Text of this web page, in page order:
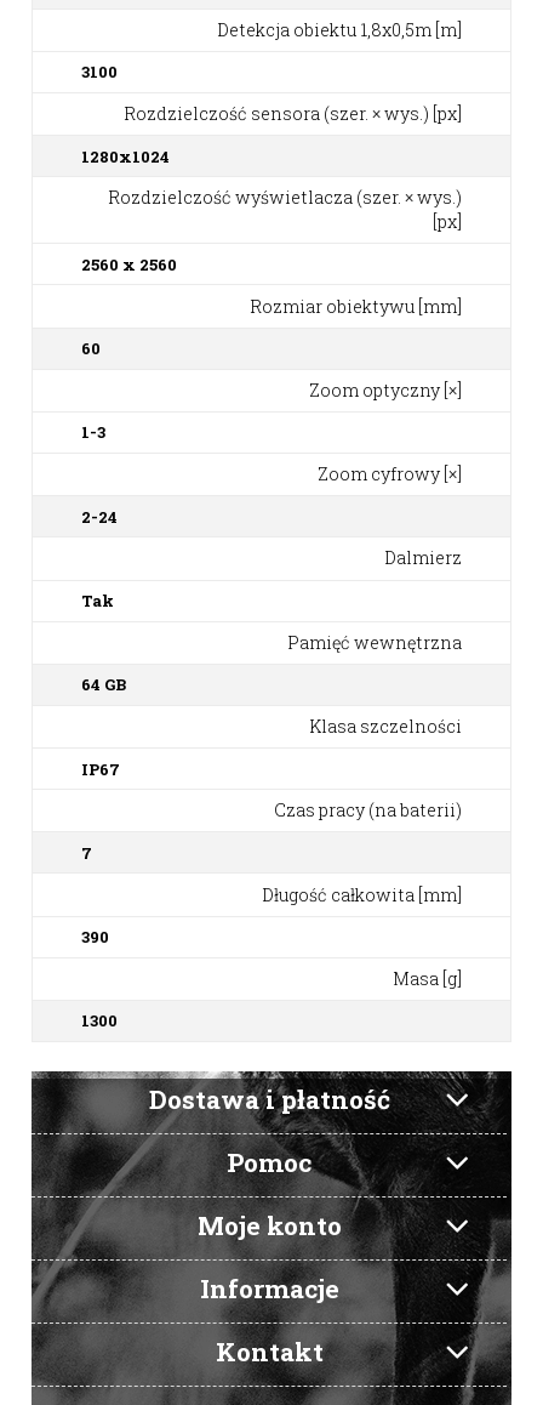
Detekcja obiektu 1,8x0,5m [m]
3100
Rozdzielczość sensora (szer. × wys.) [px]
1280x1024
Rozdzielczość wyświetlacza (szer. × wys.)
[px]
2560 x 2560
Rozmiar obiektywu [mm]
60
Zoom optyczny [×]
1-3
Zoom cyfrowy [×]
2-24
Dalmierz
Tak
Pamięć wewnętrzna
64 GB
Klasa szczelności
IP67
Czas pracy (na baterii)
7
Długość całkowita [mm]
390
Masa [g]
1300
Dostawa i płatność
Pomoc
Moje konto
Informacje
Kontakt